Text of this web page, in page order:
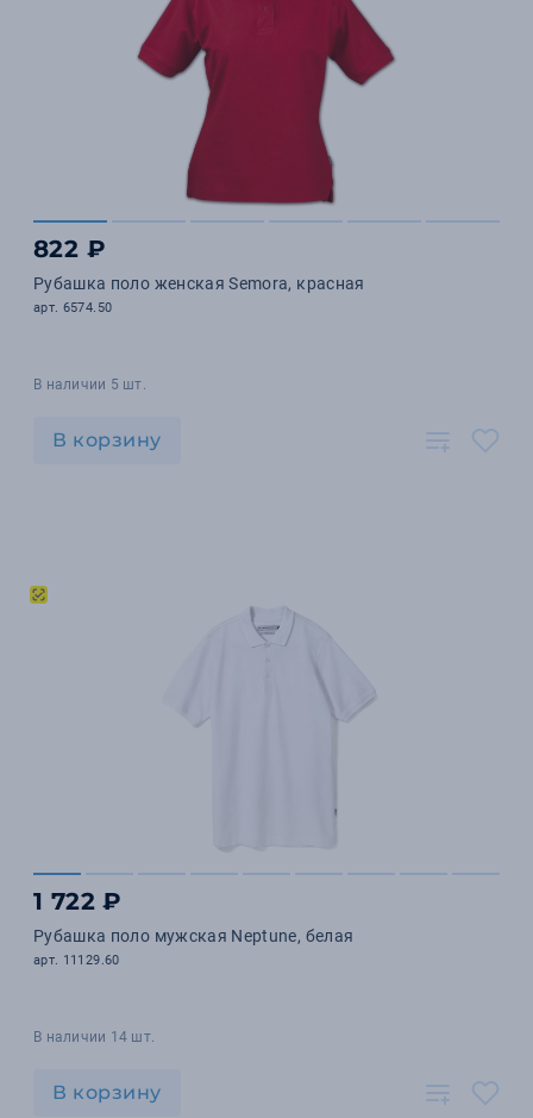
822 ₽
Рубашка поло женская Semora, красная
арт. 6574.50
В наличии 5 шт.
В корзину
1 722 ₽
Рубашка поло мужская Neptune, белая
арт. 11129.60
В наличии 14 шт.
В корзину